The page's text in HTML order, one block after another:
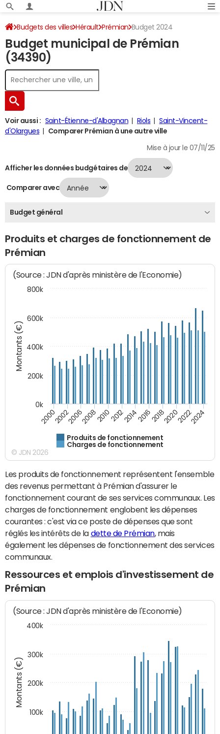
Budgets des villes Hérault Prémian Budget 2024
Budget municipal de Prémian
(34390)
Voir aussi : Saint-Étienne-d'Albagnan Riols
Saint-Vincent-
d'Olargues
Comparer Prémian à une autre ville
Mise à jour le 07/11/25
Afficher les données budgétaires de
Comparer avec
Budget général
Produits et charges de fonctionnement de
Prémian
Montants (€)
(Source : JDN d'après ministère de l'Economie)
Produits de fonctionnement
Charges de fonctionnement
200020022006200820102012201420162018202020222024
0k
200k
400k
600k
800k
© JDN 2026
Les produits de fonctionnement représentent l'ensemble
des revenus permettant à Prémian d'assurer le
fonctionnement courant de ses services communaux. Les
charges de fonctionnement englobent les dépenses
courantes : c'est via ce poste de dépenses que sont
réglés les intérêts de la dette de Prémian, mais
également les dépenses de fonctionnement des services
communaux.
Ressources et emplois d'investissement de
Prémian
Montants (€)
(Source : JDN d'après ministère de l'Economie)
100k
200k
300k
400k